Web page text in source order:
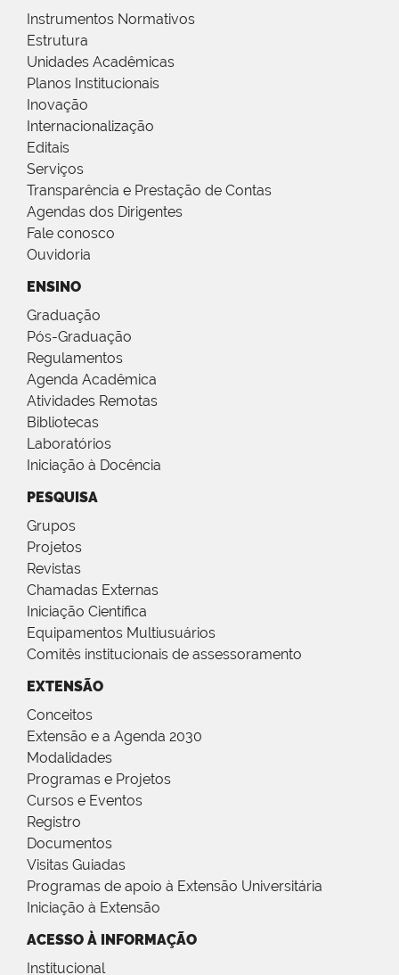
Instrumentos Normativos
Estrutura
Unidades Acadêmicas
Planos Institucionais
Inovação
Internacionalização
Editais
Serviços
Transparência e Prestação de Contas
Agendas dos Dirigentes
Fale conosco
Ouvidoria
ENSINO
Graduação
Pós-Graduação
Regulamentos
Agenda Acadêmica
Atividades Remotas
Bibliotecas
Laboratórios
Iniciação à Docência
PESQUISA
Grupos
Projetos
Revistas
Chamadas Externas
Iniciação Científica
Equipamentos Multiusuários
Comitês institucionais de assessoramento
EXTENSÃO
Conceitos
Extensão e a Agenda 2030
Modalidades
Programas e Projetos
Cursos e Eventos
Registro
Documentos
Visitas Guiadas
Programas de apoio à Extensão Universitária
Iniciação à Extensão
ACESSO À INFORMAÇÃO
Institucional